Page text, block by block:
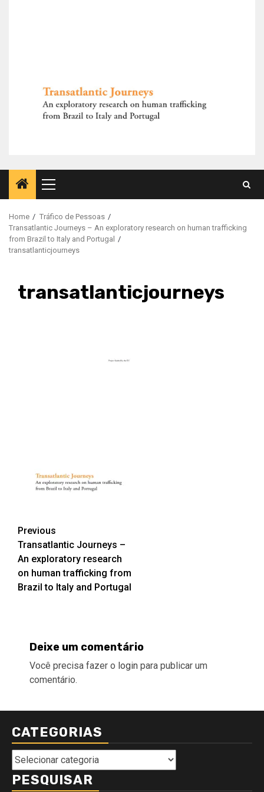
Primary
Menu
Home
Tráfico de Pessoas
Transatlantic Journeys – An exploratory research on human trafficking
from Brazil to Italy and Portugal
transatlanticjourneys
transatlanticjourneys
Post
navigation
Previous
Transatlantic Journeys –
An exploratory research
on human trafficking from
Brazil to Italy and Portugal
Deixe um comentário
Você precisa fazer o login para publicar um
comentário.
CATEGORIAS
Categorias
PESQUISAR